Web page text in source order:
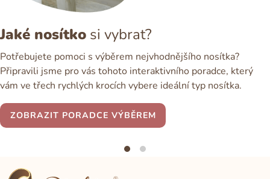
Jaké nosítko si vybrat?
Potřebujete pomoci s výběrem nejvhodnějšího nosítka?
Připravili jsme pro vás tohoto interaktivního poradce, který
vám ve třech rychlých krocích vybere ideální typ nosítka.
ZOBRAZIT PORADCE VÝBĚREM